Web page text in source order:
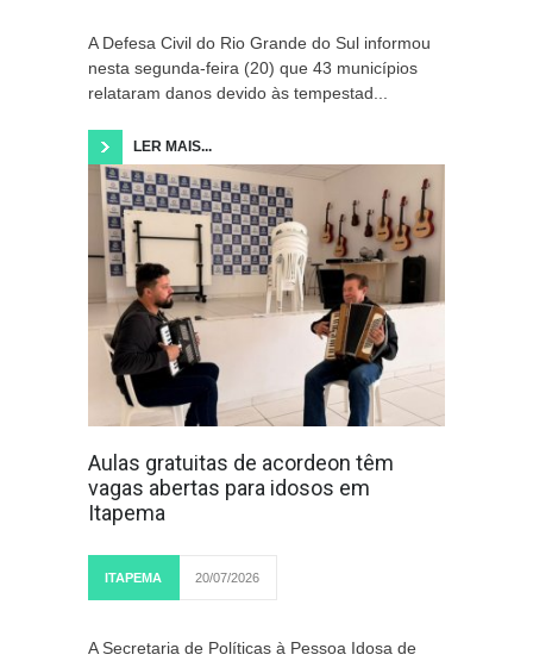
A Defesa Civil do Rio Grande do Sul informou
nesta segunda-feira (20) que 43 municípios
relataram danos devido às tempestad...
LER MAIS...
Aulas gratuitas de acordeon têm
vagas abertas para idosos em
Itapema
ITAPEMA 20/07/2026
A Secretaria de Políticas à Pessoa Idosa de